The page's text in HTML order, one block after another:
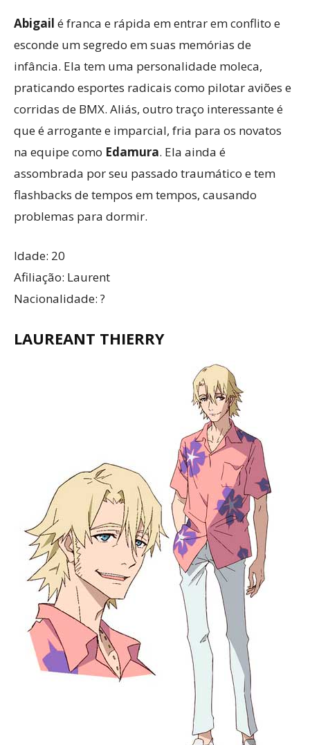
Abigail é franca e rápida em entrar em conflito e
esconde um segredo em suas memórias de
infância. Ela tem uma personalidade moleca,
praticando esportes radicais como pilotar aviões e
corridas de BMX. Aliás, outro traço interessante é
que é arrogante e imparcial, fria para os novatos
na equipe como Edamura. Ela ainda é
assombrada por seu passado traumático e tem
flashbacks de tempos em tempos, causando
problemas para dormir.
Idade: 20
Afiliação: Laurent
Nacionalidade: ?
LAUREANT THIERRY